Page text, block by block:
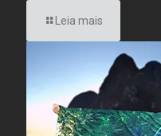
Leia mais